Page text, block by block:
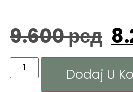
9.600рсд
Dodaj U